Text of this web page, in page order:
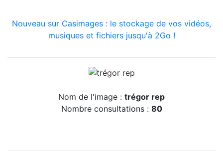
Nouveau sur Casimages : le stockage de vos vidéos,
musiques et fichiers jusqu'à 2Go !
Nom de l'image : trégor rep
Nombre consultations : 80